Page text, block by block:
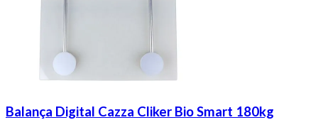
Balança Digital Cazza Cliker Bio Smart 180kg